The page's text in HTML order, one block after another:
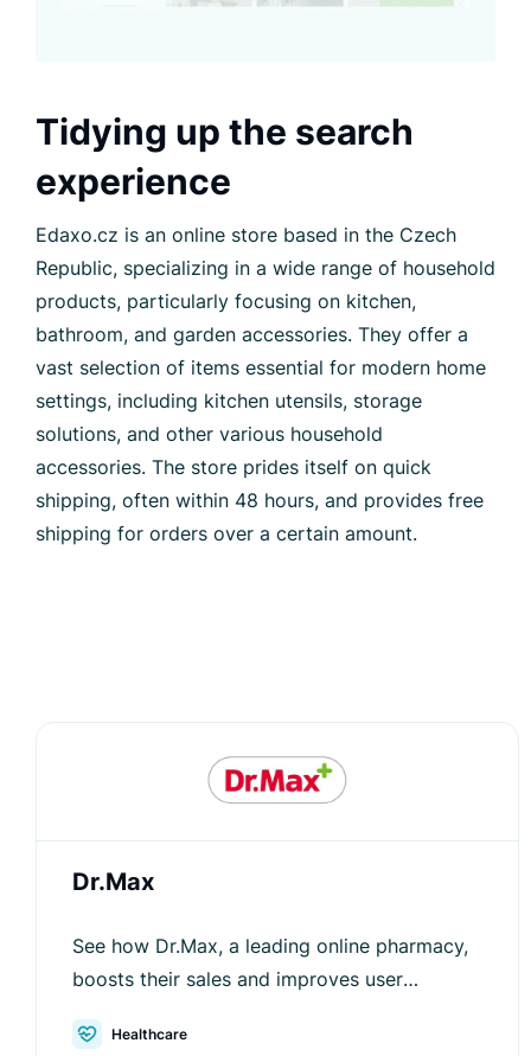
Tidying up the search
experience
Edaxo.cz is an online store based in the Czech
Republic, specializing in a wide range of household
products, particularly focusing on kitchen,
bathroom, and garden accessories. They offer a
vast selection of items essential for modern home
settings, including kitchen utensils, storage
solutions, and other various household
accessories. The store prides itself on quick
shipping, often within 48 hours, and provides free
shipping for orders over a certain amount.
Dr.Max
See how Dr.Max, a leading online pharmacy,
boosts their sales and improves user
Healthcare